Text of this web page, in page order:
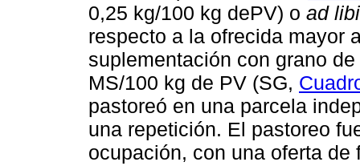
0,25 kg/100 kg dePV) o ad
respecto a la ofrecida mayor
suplementación con grano
MS/100 kg de PV (SG,
pastoreó en una parcela
una repetición. El pastoreo
ocupación, con una oferta de